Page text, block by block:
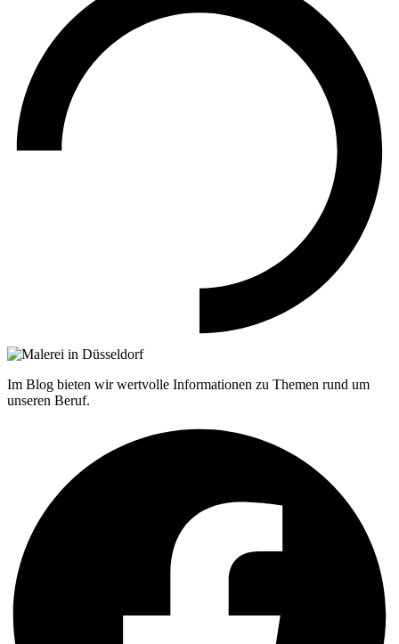
Im Blog bieten wir wertvolle Informationen zu Themen rund um
unseren Beruf.